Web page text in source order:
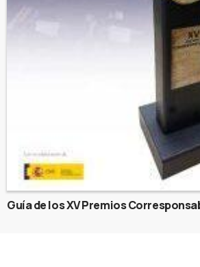
Guía de los XV Premios